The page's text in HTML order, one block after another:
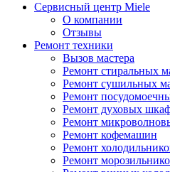
Сервисный центр Miele
О компании
Отзывы
Ремонт техники
Вызов мастера
Ремонт стиральных
Ремонт сушильных
Ремонт
Ремонт духовых
Ремонт
Ремонт кофемашин
Ремонт
Ремонт